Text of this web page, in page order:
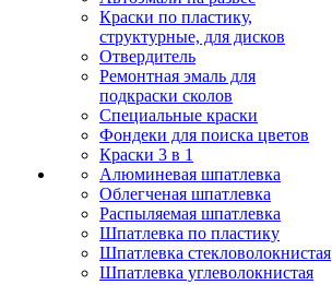
Краски по пластику,
структурные, для дисков
Отвердитель
Ремонтная эмаль для
подкраски сколов
Специальные краски
Фондеки для поиска цветов
Краски 3 в 1
Алюминевая шпатлевка
Облегченая шпатлевка
Распыляемая шпатлевка
Шпатлевка по пластику
Шпатлевка стекловолокнистая
Шпатлевка углеволокнистая